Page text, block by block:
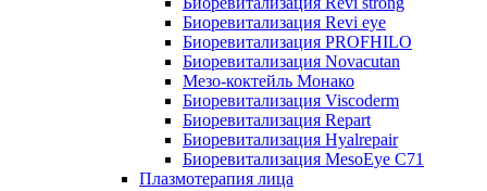
Биоревитализация Revi eye
Биоревитализация PROFHILO
Биоревитализация Novacutan
Мезо-коктейль Монако
Биоревитализация Viscoderm
Биоревитализация Repart
Биоревитализация Hyalrepair
Биоревитализация MesoEye C71
Плазмотерапия лица